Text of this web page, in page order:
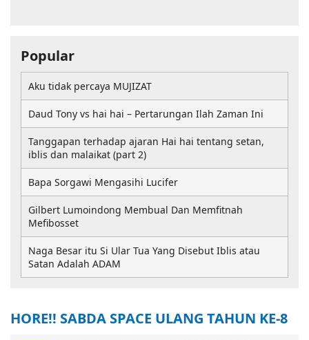
HORE!! SABDA SPACE ULANG TAHUN KE-8
Popular
Aku tidak percaya MUJIZAT
Daud Tony vs hai hai – Pertarungan Ilah Zaman Ini
Tanggapan terhadap ajaran Hai hai tentang setan,
iblis dan malaikat (part 2)
Bapa Sorgawi Mengasihi Lucifer
Gilbert Lumoindong Membual Dan Memfitnah
Mefibosset
Naga Besar itu Si Ular Tua Yang Disebut Iblis atau
Satan Adalah ADAM